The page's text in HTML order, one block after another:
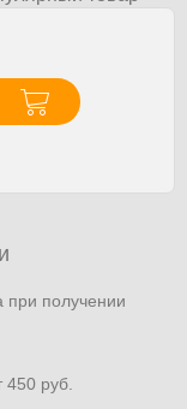
при получении
руб.